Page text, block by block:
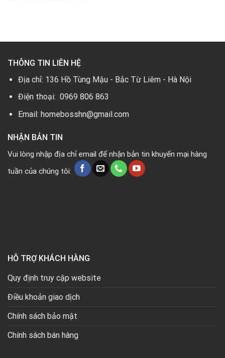
THÔNG TIN LIÊN HỆ
Địa chỉ: 136 Hồ Tùng Mậu - Bắc Từ Liêm - Hà Nội
Điện thoại: 0969 806 863
Email: homebosshn@gmail.com
NHẬN BẢN TIN
Vui lòng nhập địa chỉ email để nhận bản tin khuyến mại hàng
tuần của chúng tôi:
HỖ TRỢ KHÁCH HÀNG
Quy định truy cập website
Điều khoản giao dịch
Chính sách bảo mật
Chính sách bán hàng